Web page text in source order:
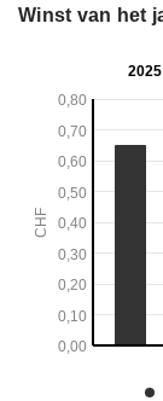
Winst van het